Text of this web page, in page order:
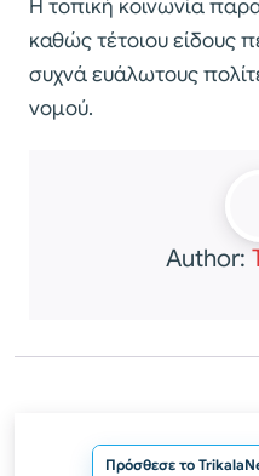
Η τοπική κοινωνία
καθώς τέτοιου είδους
συχνά ευάλωτους
νομού.
Author:
Πρόσθεσε το